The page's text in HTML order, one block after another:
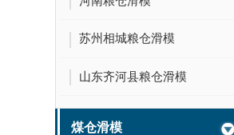
苏州相城粮仓滑模
山东齐河县粮仓滑模
煤仓滑模